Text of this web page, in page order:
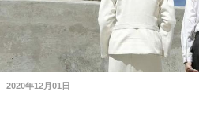
2020年12月01日